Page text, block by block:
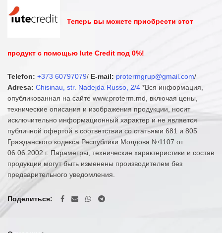
Теперь вы можете приобрести этот
продукт с помощью Iute Credit под 0%!
Telefon: +373 60797079/ E-mail: protermgrup@gmail.com/
Adresa: Chisinau, str. Nadejda Russo, 2/4 *Вся информация,
опубликованная на сайте www.proterm.md, включая цены,
технические описания и изображения продукции, носит
исключительно информационный характер и не является
публичной офертой в соответствии со статьями 681 и 805
Гражданского кодекса Республики Молдова №1107 от
06.06.2002 г. Параметры, технические характеристики и состав
продукции могут быть изменены производителем без
предварительного уведомления.
Поделиться